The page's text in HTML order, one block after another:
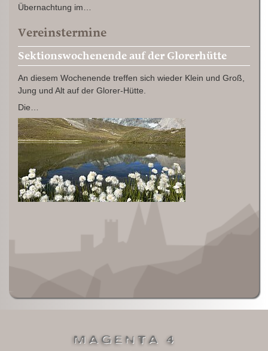
Übernachtung im…
Vereinstermine
Sektionswochenende auf der Glorerhütte
An diesem Wochenende treffen sich wieder Klein und Groß,
Jung und Alt auf der Glorer-Hütte.
Die…